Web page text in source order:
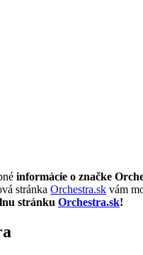
informácie o značke
stránka Orchestra.sk vám
stránku Orchestra.sk!